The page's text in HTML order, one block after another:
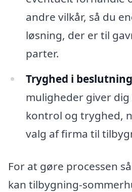
andre vilkår, så du
løsning, der er til
parter.
Tryghed i
muligheder giver dig
kontrol og tryghed,
valg af firma til
For at gøre processen
kan tilbygning-